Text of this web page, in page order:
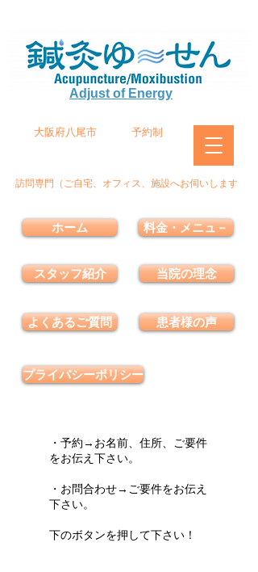
Adjust of Energy
大阪府八尾市 予約制
訪問専門（ご自宅、オフィス、施設へお伺いします
ホーム
スタッフ紹介
よくあるご質問
料金・メニュ－
当院の理念
患者様の声
プライバシーポリシー
・予約→お名前、住所、ご要件
をお伝え下さい。
・お問合わせ→ご要件をお伝え
下さい。
下のボタンを押して下さい！